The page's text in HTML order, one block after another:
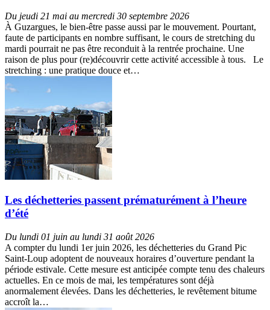
Du jeudi 21 mai au mercredi 30 septembre 2026
À Guzargues, le bien-être passe aussi par le mouvement. Pourtant,
faute de participants en nombre suffisant, le cours de stretching du
mardi pourrait ne pas être reconduit à la rentrée prochaine. Une
raison de plus pour (re)découvrir cette activité accessible à tous. Le
stretching : une pratique douce et…
Les déchetteries passent prématurément à l’heure
d’été
Du lundi 01 juin au lundi 31 août 2026
A compter du lundi 1er juin 2026, les déchetteries du Grand Pic
Saint-Loup adoptent de nouveaux horaires d’ouverture pendant la
période estivale. Cette mesure est anticipée compte tenu des chaleurs
actuelles. En ce mois de mai, les températures sont déjà
anormalement élevées. Dans les déchetteries, le revêtement bitume
accroît la…